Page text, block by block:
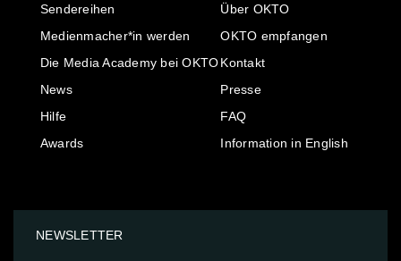
Sendereihen
Medienmacher*in werden
Die Media Academy bei OKTO
News
Hilfe
Awards
Über OKTO
OKTO empfangen
Kontakt
Presse
FAQ
Information in English
NEWSLETTER